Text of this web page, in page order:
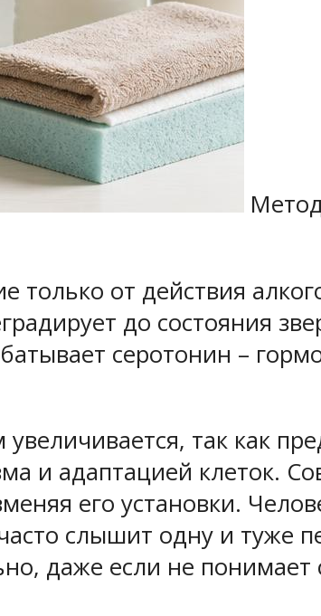
только от действия
до состояния
серотонин –
так как
и адаптацией клеток.
его установки.
слышит одну и туже
даже если не понимает